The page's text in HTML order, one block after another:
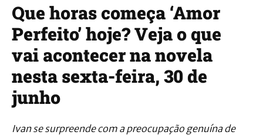
Que horas começa ‘Amor
Perfeito’ hoje? Veja o que
vai acontecer na novela
nesta sexta-feira, 30 de
junho
Ivan se surpreende com a preocupação genuína de